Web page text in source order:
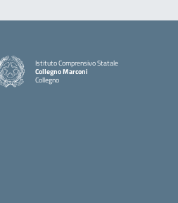
Istituto Comprensivo Statale
Collegno Marconi
Collegno